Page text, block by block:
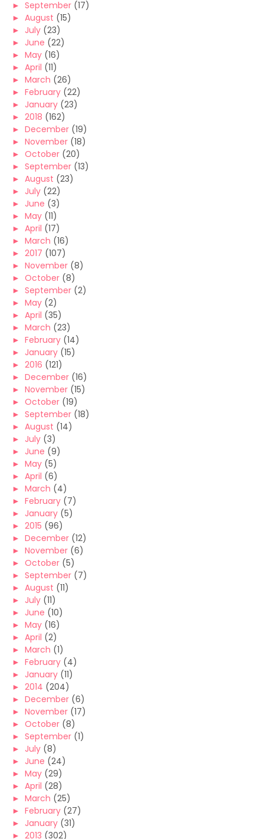
► September (17)
► August (15)
► July (23)
► June (22)
► May (16)
► April (11)
► March (26)
► February (22)
► January (23)
► 2018 (162)
► December (19)
► November (18)
► October (20)
► September (13)
► August (23)
► July (22)
► June (3)
► May (11)
► April (17)
► March (16)
► 2017 (107)
► November (8)
► October (8)
► September (2)
► May (2)
► April (35)
► March (23)
► February (14)
► January (15)
► 2016 (121)
► December (16)
► November (15)
► October (19)
► September (18)
► August (14)
► July (3)
► June (9)
► May (5)
► April (6)
► March (4)
► February (7)
► January (5)
► 2015 (96)
► December (12)
► November (6)
► October (5)
► September (7)
► August (11)
► July (11)
► June (10)
► May (16)
► April (2)
► March (1)
► February (4)
► January (11)
► 2014 (204)
► December (6)
► November (17)
► October (8)
► September (1)
► July (8)
► June (24)
► May (29)
► April (28)
► March (25)
► February (27)
► January (31)
► 2013 (302)